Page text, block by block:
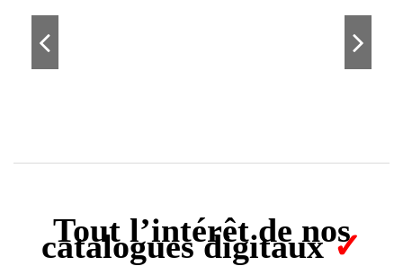
Tout l’intérêt de nos
catalogues digitaux✓